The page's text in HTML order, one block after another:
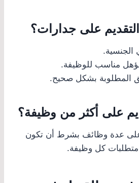
على جدارات؟
الجنسية.
مناسب للوظيفة.
المطلوبة بشكل صحيح.
على أكثر من وظيفة؟
على عدة وظائف بشرط أن تكون
متطلبات كل وظيفة.